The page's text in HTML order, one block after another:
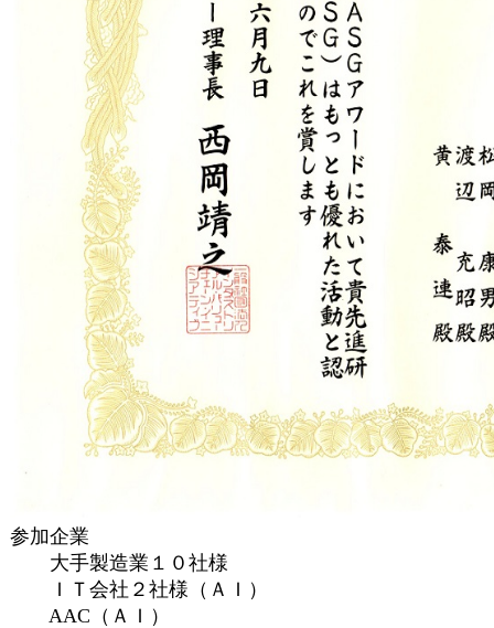
参加企業
大手製造業１０社様
ＩＴ会社２社様（ＡＩ）
AAC（ＡＩ）